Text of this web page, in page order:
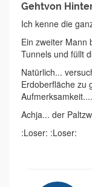
Gehtvon
Ich kenne die
Ein zweiter Mann
Tunnels und füllt
Natürlich...
Erdoberfläche zu
Aufmerksamkeit....
Achja... der
:Loser: :Loser: